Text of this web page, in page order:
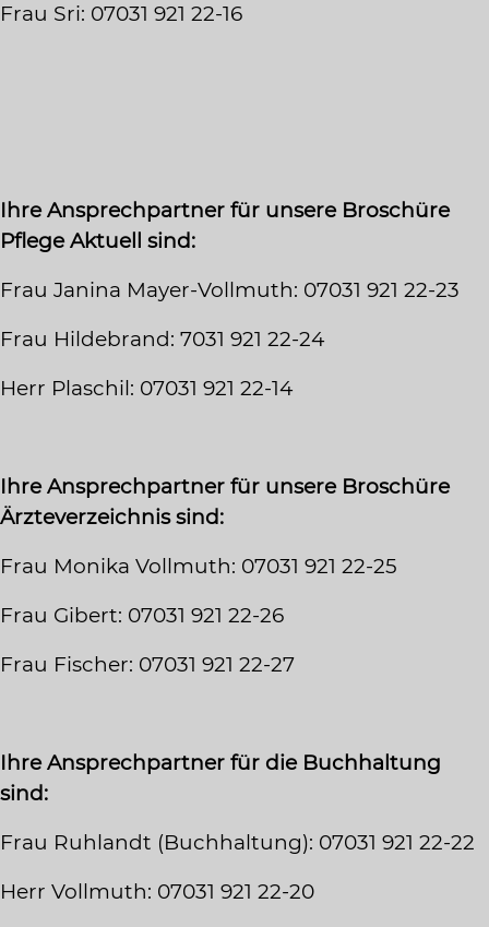
Frau Sri: 07031 921 22-16
Ihre Ansprechpartner für unsere Broschüre
Pflege Aktuell sind:
Frau Janina Mayer-Vollmuth: 07031 921 22-23
Frau Hildebrand: 7031 921 22-24
Herr Plaschil: 07031 921 22-14
Ihre Ansprechpartner für unsere Broschüre
Ärzteverzeichnis sind:
Frau Monika Vollmuth: 07031 921 22-25
Frau Gibert: 07031 921 22-26
Frau Fischer: 07031 921 22-27
Ihre Ansprechpartner für die Buchhaltung
sind:
Frau Ruhlandt (Buchhaltung): 07031 921 22-22
Herr Vollmuth: 07031 921 22-20